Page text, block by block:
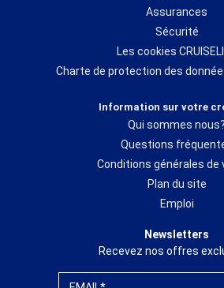
Assurances
Sécurité
Les cookies
Charte de protection des
Information sur votre
Qui sommes nous?
Questions
Conditions générales de
Plan du site
Emploi
Newsletters
Recevez nos offres